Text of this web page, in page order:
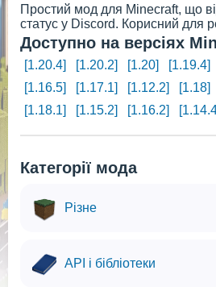
Простий мод для Minecraft, що
статус у Discord. Корисний для
Доступно на версіях
[1.20.4] [1.20.2] [1.20] [1.19.4]
[1.16.5]
[1.17.1] [1.12.2] [1.18]
[1.18.1]
[1.15.2] [1.16.2]
Категорії мода
Різне
API і бібліотеки